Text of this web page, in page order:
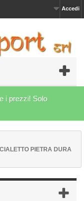
Accedi
i prezzi! Solo
PIETRA DURA